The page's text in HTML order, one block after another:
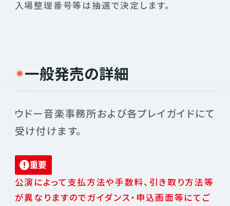
入場整理番号等は抽選で決定します。
一般発売の詳細
ウドー音楽事務所および各プレイガイドにて
受け付けます。
重要
公演によって支払方法や手数料、引き取り方法等
が異なりますのでガイダンス・申込画面等にてご